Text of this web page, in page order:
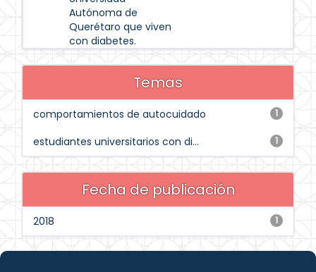
Autónoma de
Querétaro que viven
con diabetes.
Temas
1
comportamientos de autocuidado
1
estudiantes universitarios con di...
Fecha de publicación
1
2018